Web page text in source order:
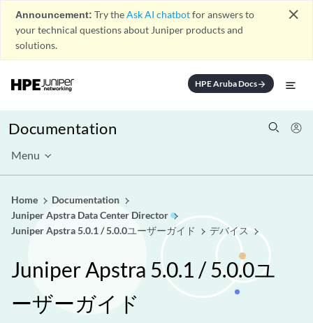
Announcement: Try theAsk AI chatbotfor answers to
your technical questions about Juniper products and
solutions.
close
HPE Aruba Docsarrow_forward
Documentation
Menu
Home
Documentation
Juniper Apstra Data Center Director
Juniper Apstra 5.0.1 / 5.0.0ユーザーガイド
デバイス
Juniper Apstra 5.0.1 / 5.0.0ユ
ーザーガイド